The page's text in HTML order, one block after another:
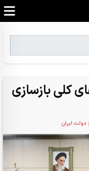
کلی بازسازی
ایران